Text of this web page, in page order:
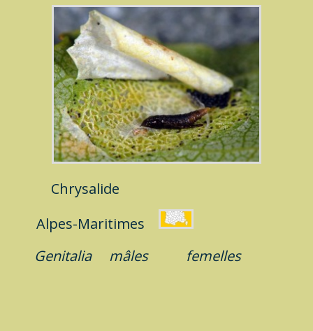
Chrysalide
Alpes-Maritimes
Genitalia mâles femelles